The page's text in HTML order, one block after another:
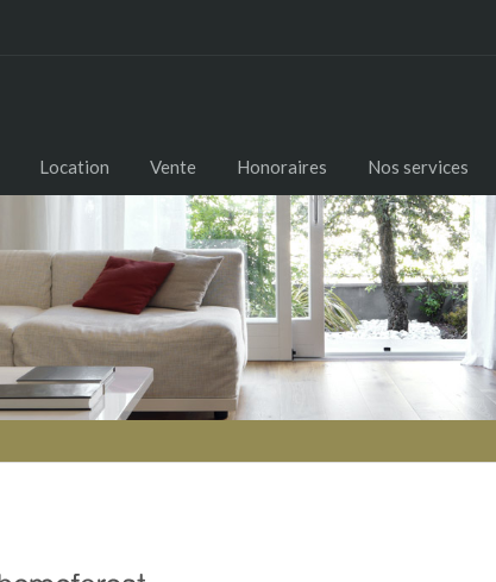
Location Vente Honoraires Nos services